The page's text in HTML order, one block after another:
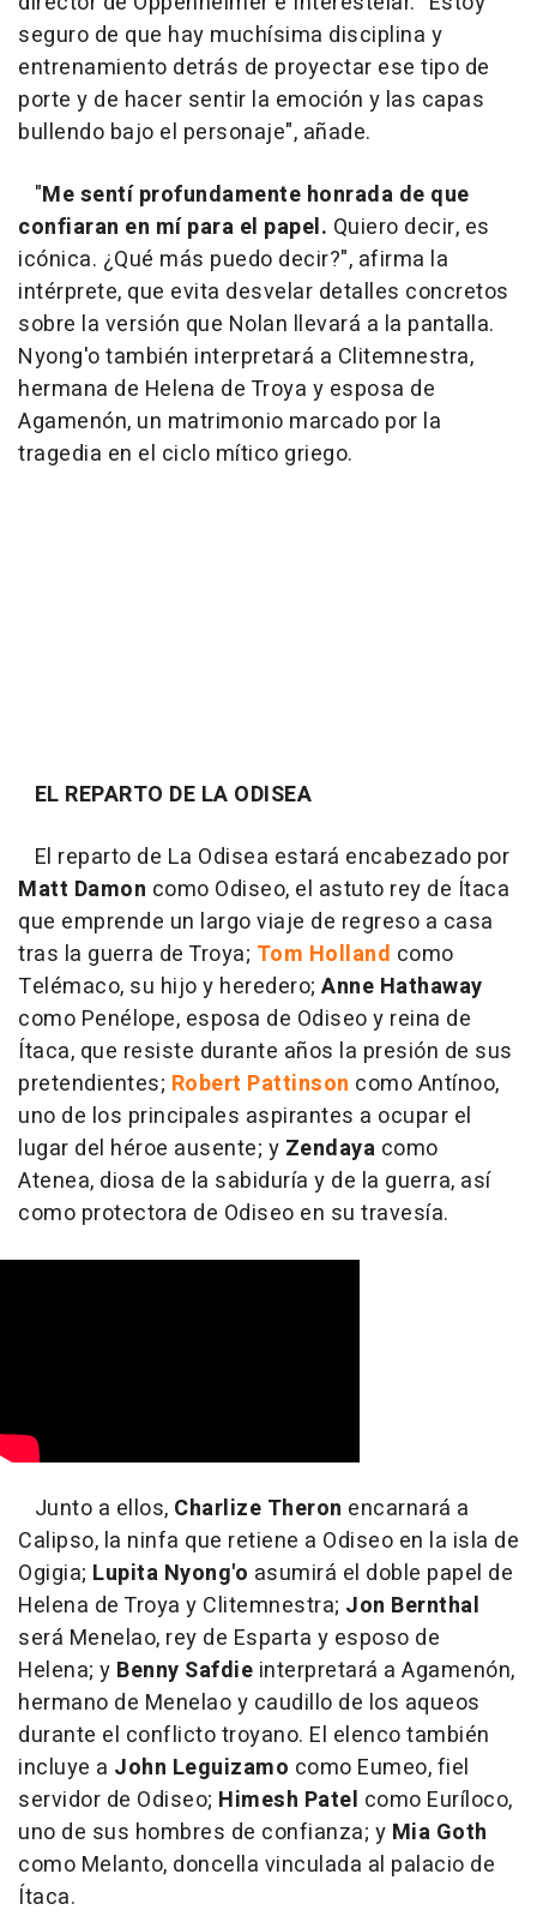
seguro de que hay muchísima disciplina y
entrenamiento detrás de proyectar ese tipo de
porte y de hacer sentir la emoción y las capas
bullendo bajo el personaje", añade.
"Me sentí profundamente honrada de que
confiaran en mí para el papel. Quiero decir, es
icónica. ¿Qué más puedo decir?", afirma la
intérprete, que evita desvelar detalles concretos
sobre la versión que Nolan llevará a la pantalla.
Nyong'o también interpretará a Clitemnestra,
hermana de Helena de Troya y esposa de
Agamenón, un matrimonio marcado por la
tragedia en el ciclo mítico griego.
EL REPARTO DE LA ODISEA
El reparto de La Odisea estará encabezado por
Matt Damon como Odiseo, el astuto rey de Ítaca
que emprende un largo viaje de regreso a casa
tras la guerra de Troya; Tom Holland como
Telémaco, su hijo y heredero; Anne Hathaway
como Penélope, esposa de Odiseo y reina de
Ítaca, que resiste durante años la presión de sus
pretendientes; Robert Pattinson como Antínoo,
uno de los principales aspirantes a ocupar el
lugar del héroe ausente; y Zendaya como
Atenea, diosa de la sabiduría y de la guerra, así
como protectora de Odiseo en su travesía.
Junto a ellos, Charlize Theron encarnará a
Calipso, la ninfa que retiene a Odiseo en la isla de
Ogigia; Lupita Nyong'o asumirá el doble papel de
Helena de Troya y Clitemnestra; Jon Bernthal
será Menelao, rey de Esparta y esposo de
Helena; y Benny Safdie interpretará a Agamenón,
hermano de Menelao y caudillo de los aqueos
durante el conflicto troyano. El elenco también
incluye a John Leguizamo como Eumeo, fiel
servidor de Odiseo; Himesh Patel como Euríloco,
uno de sus hombres de confianza; y Mia Goth
como Melanto, doncella vinculada al palacio de
Ítaca.